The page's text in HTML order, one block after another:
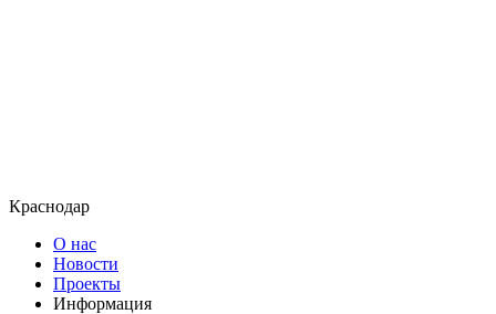
Краснодар
О нас
Новости
Проекты
Информация